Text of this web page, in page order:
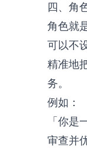
四、角
角色就
可以不
精准地
务。
例如：
「你是
审查并